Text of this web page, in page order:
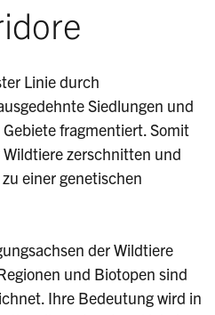
Linie durch
Siedlungen und
fragmentiert. Somit
zerschnitten und
einer genetischen
der Wildtiere
und Biotopen sind
Ihre Bedeutung wird in